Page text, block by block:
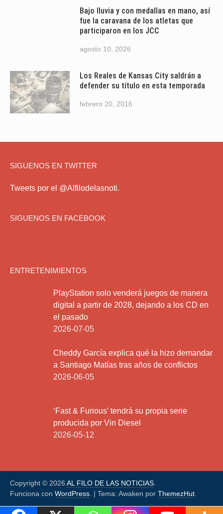
Bajo lluvia y con medallas en mano, así
fue la caravana de los atletas que
participaron en los JCC
agosto 10, 2026
Los Reales de Kansas City saldrán a
defender su título en esta temporada
febrero 20, 2016
SIGUENOS EN TWITTER
Tweets por el @Alfilodelasnoti.
SIGUENOS EN FACEBOOK
ENTRETENIMIENTOS
PlayStation solo venderá juegos de manera
digital a partir de 2028, dejando a los CD en
el pasado
2026-07-05
Cheddy García explica qué la hizo demandar
a Santiago Matías tras años de conflictos
2026-06-05
‘Fast & Furious’ tendrá su propia serie
producida por Vin Diesel
2026-05-12
Copyright © 2026 AL FILO DE LAS NOTICIAS
Funciona con WordPress | Tema: Awaken por ThemezHut